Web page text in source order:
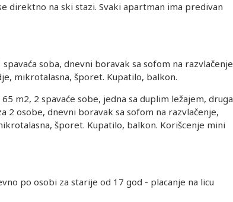
direktno na ski stazi. Svaki apartman ima predivan
soba, dnevni boravak sa sofom na razvlačenje
mikrotalasna, šporet. Kupatilo, balkon.
m2, 2 spavaće sobe, jedna sa duplim ležajem, druga
2 osobe, dnevni boravak sa sofom na razvlačenje,
šporet. Kupatilo, balkon. Korišcenje mini
po osobi za starije od 17 god - placanje na licu